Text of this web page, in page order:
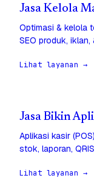
Jasa Kelola
Optimasi & kelola
SEO produk,
Lihat layanan →
Jasa Bikin
Aplikasi kasir
stok, laporan,
Lihat layanan →